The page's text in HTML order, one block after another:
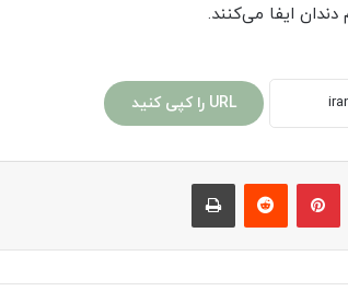
ایفا می‌کنند.
URL را کپی کنید
پینترست‫رددیت چاپ